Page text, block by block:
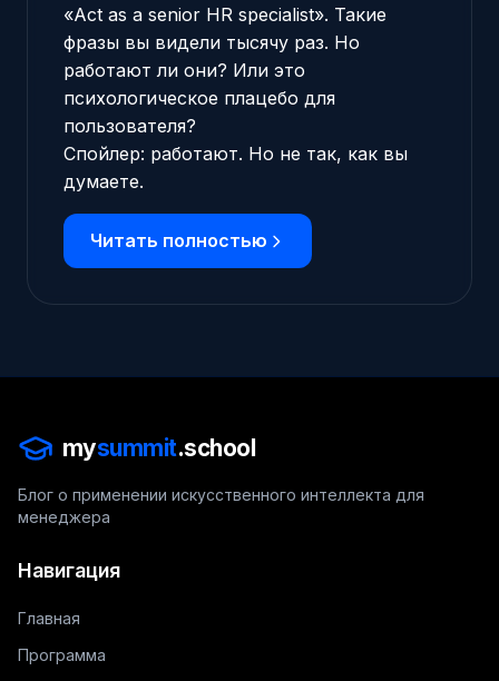
«Act as a senior HR specialist». Такие
фразы вы видели тысячу раз. Но
работают ли они? Или это
психологическое плацебо для
пользователя?
Спойлер: работают. Но не так, как вы
думаете.
Читать полностью
mysummit.school
Блог о применении искусственного интеллекта для
менеджера
Навигация
Главная
Программа